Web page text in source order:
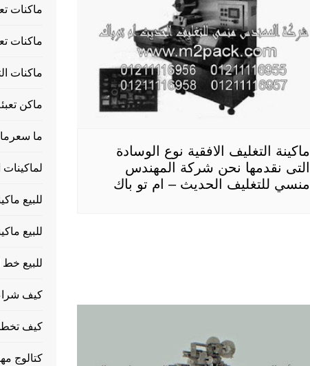
ماكينة التغليف الافقية نوع الوسادة
التى نقدمها نحن شركة المهندس
منسي للتغليف الحديث – ام تو باك
ماكنات
ماكنات
ماكنات
ماكن
ما
لماكينات
للبيع
للبيع
للبيع خط
كيف شراء
كيف
كتالوج